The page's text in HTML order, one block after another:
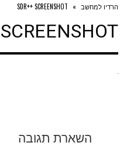
הרדיו למחשב »
SDR++ SCREENSHOT
השארת תגובה